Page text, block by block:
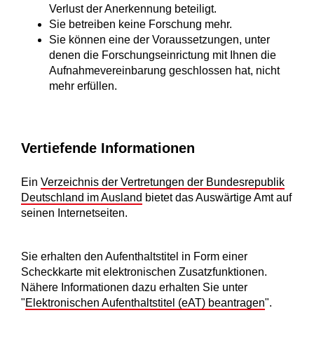
Verlust der Anerkennung beteiligt.
Sie betreiben keine Forschung mehr.
Sie können eine der Voraussetzungen, unter
denen die Forschungseinrictung mit Ihnen die
Aufnahmevereinbarung geschlossen hat, nicht
mehr erfüllen.
Vertiefende Informationen
Ein Verzeichnis der Vertretungen der Bundesrepublik
Deutschland im Ausland bietet das Auswärtige Amt auf
seinen Internetseiten.
Sie erhalten den Aufenthaltstitel in Form einer
Scheckkarte mit elektronischen Zusatzfunktionen.
Nähere Informationen dazu erhalten Sie unter
"Elektronischen Aufenthaltstitel (eAT) beantragen".